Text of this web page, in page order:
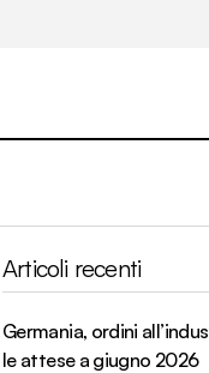
Mediobanca il Si positivo
multiutilities
Articoli recenti
Germania, ordini
le attese a giugno 2026